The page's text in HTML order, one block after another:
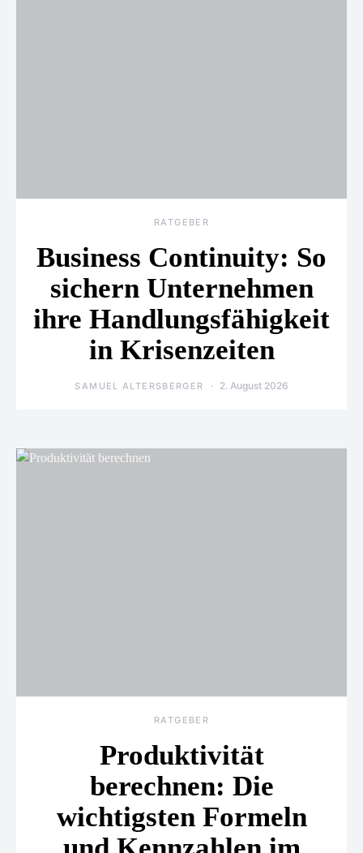
RATGEBER
Business Continuity: So
sichern Unternehmen
ihre Handlungsfähigkeit
in Krisenzeiten
SAMUEL ALTERSBERGER 2. August 2026
RATGEBER
Produktivität
berechnen: Die
wichtigsten Formeln